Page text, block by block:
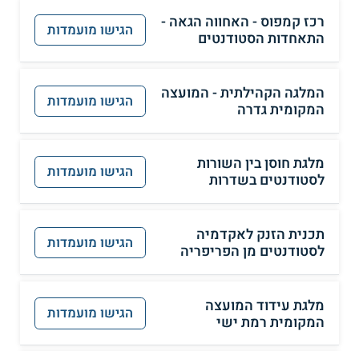
רכז קמפוס - האחווה הגאה -
התאחדות הסטודנטים
הגישו מועמדות
המלגה הקהילתית - המועצה
המקומית גדרה
הגישו מועמדות
מלגת חוסן בין השורות
לסטודנטים בשדרות
הגישו מועמדות
תכנית הזנק לאקדמיה
לסטודנטים מן הפריפריה
הגישו מועמדות
מלגת עידוד המועצה
המקומית רמת ישי
הגישו מועמדות